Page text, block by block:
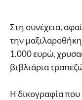
Στη συνέχεια,
την
1.000 ευρώ,
βιβλιάρια
Η δικογραφία που